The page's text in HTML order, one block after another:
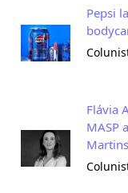
Pepsi
Flávia
MASP
Martins